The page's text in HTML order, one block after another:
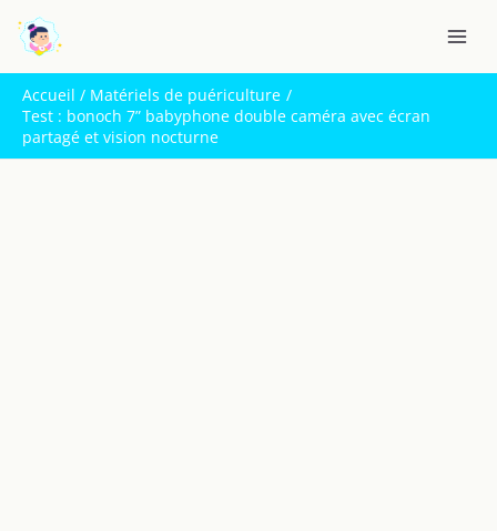
contenu
Accueil
Matériels de puériculture
Test : bonoch 7” babyphone double caméra avec écran
partagé et vision nocturne
e
c
h
e